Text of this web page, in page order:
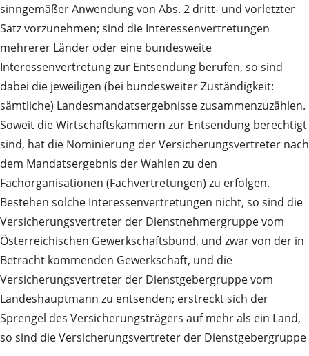
sinngemäßer Anwendung von Abs. 2 dritt- und vorletzter
Satz vorzunehmen; sind die Interessenvertretungen
mehrerer Länder oder eine bundesweite
Interessenvertretung zur Entsendung berufen, so sind
dabei die jeweiligen (bei bundesweiter Zuständigkeit:
sämtliche) Landesmandatsergebnisse zusammenzuzählen.
Soweit die Wirtschaftskammern zur Entsendung berechtigt
sind, hat die Nominierung der Versicherungsvertreter nach
dem Mandatsergebnis der Wahlen zu den
Fachorganisationen (Fachvertretungen) zu erfolgen.
Bestehen solche Interessenvertretungen nicht, so sind die
Versicherungsvertreter der Dienstnehmergruppe vom
Österreichischen Gewerkschaftsbund, und zwar von der in
Betracht kommenden Gewerkschaft, und die
Versicherungsvertreter der Dienstgebergruppe vom
Landeshauptmann zu entsenden; erstreckt sich der
Sprengel des Versicherungsträgers auf mehr als ein Land,
so sind die Versicherungsvertreter der Dienstgebergruppe